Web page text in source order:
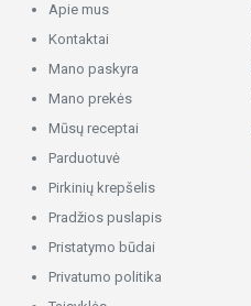
Apie mus
Kontaktai
Mano paskyra
Mano prekės
Mūsų receptai
Parduotuvė
Pirkinių krepšelis
Pradžios puslapis
Pristatymo būdai
Privatumo politika